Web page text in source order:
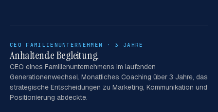
CEO FAMILIENUNTERNEHMEN · 3 JAHRE
Anhaltende Begleitung.
CEO eines Familienunternehmens im laufenden
Generationenwechsel. Monatliches Coaching über 3 Jahre, das
strategische Entscheidungen zu Marketing, Kommunikation und
Positionierung abdeckte.